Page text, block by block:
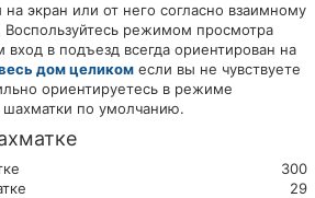
экран или от него согласно взаимному
режимом просмотра
в подъезд всегда ориентирован на
дом целиком если вы не чувствуете
ориентируетесь в режиме
по умолчанию.
300
29